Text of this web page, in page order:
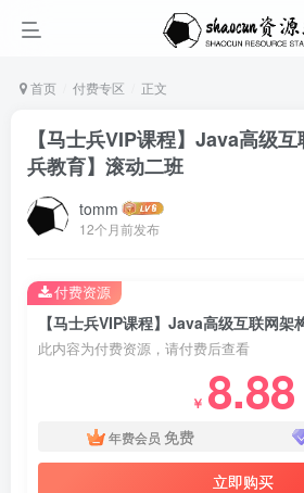
首页 付费专区 正文
【马士兵VIP课程】Java高级
兵教育】滚动二班
tomm
12个月前发布
此内容为付费资源，请付费后查看
￥ 8.88
年费会员 免费
立即购买
付费资源